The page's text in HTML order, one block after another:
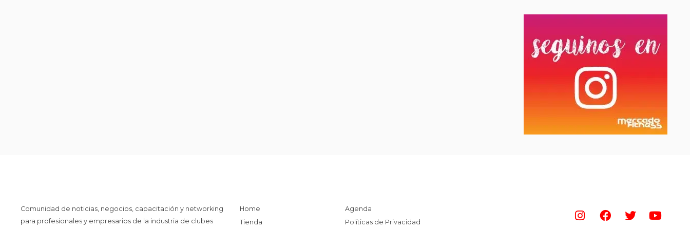
Comunidad de noticias, negocios, capacitación y networking
para profesionales y empresarios de la industria de clubes
Home
Tienda
Agenda
Políticas de Privacidad